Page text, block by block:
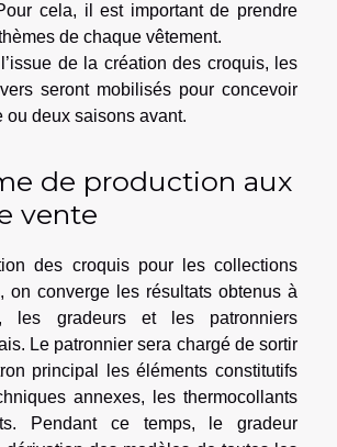
cela, il est important de prendre
de chaque vêtement.
de la création des croquis, les
seront mobilisés pour concevoir
ou deux saisons avant.
de production aux
vente
des croquis pour les collections
on converge les résultats obtenus à
les gradeurs et les patronniers
Le patronnier sera chargé de sortir
principal les éléments constitutifs
annexes, les thermocollants
Pendant ce temps, le gradeur